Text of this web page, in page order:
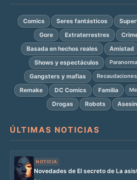
Comics Seres fantásticos
Gore
Extraterrestres
Basada en hechos reales
Amistad
Shows y espectáculos
Gangsters y mafias
Recaudaciones
Remake
DC Comics Familia
Drogas Robots
ÚLTIMAS NOTICIAS
NOTICIA
Novedades de El secreto de La